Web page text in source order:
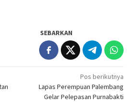
SEBARKAN
Pos berikutnya
Lapas Perempuan Palembang
Gelar Pelepasan Purnabakti